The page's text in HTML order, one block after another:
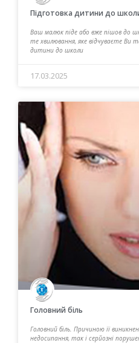
Підготовка дитини до
Ваш малюк піде або вже пішов до
те хвилювання, яке відчуваєте
дитини до школи
17.03.2025
Головний біль
Головний біль. Причиною її
недосипання, так і серйозні